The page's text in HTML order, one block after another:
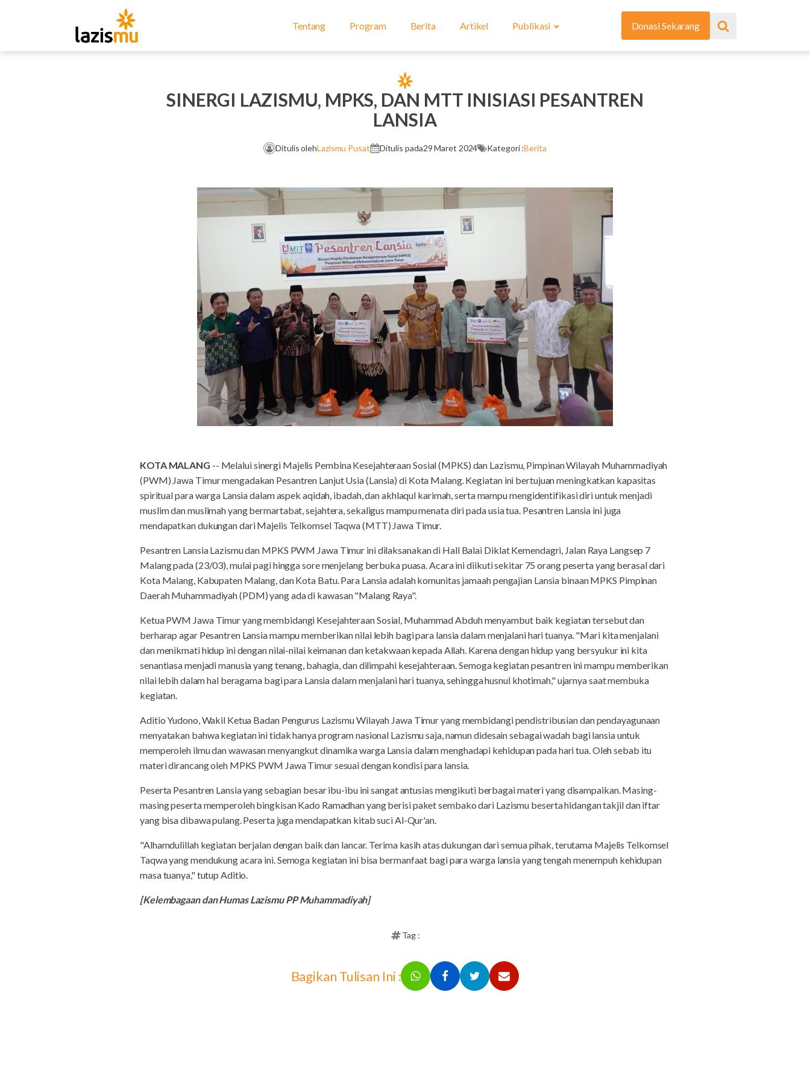
Tentang Program Berita Artikel Publikasi Donasi Sekarang
SINERGI LAZISMU, MPKS, DAN MTT INISIASI PESANTREN
LANSIA
Ditulis olehLazismu Pusat Ditulis pada29 Maret 2024 Kategori :Berita
KOTA MALANG -- Melalui sinergi Majelis Pembina Kesejahteraan Sosial (MPKS) dan Lazismu, Pimpinan Wilayah Muhammadiyah
(PWM) Jawa Timur mengadakan Pesantren Lanjut Usia (Lansia) di Kota Malang. Kegiatan ini bertujuan meningkatkan kapasitas
spiritual para warga Lansia dalam aspek aqidah, ibadah, dan akhlaqul karimah, serta mampu mengidentifikasi diri untuk menjadi
muslim dan muslimah yang bermartabat, sejahtera, sekaligus mampu menata diri pada usia tua. Pesantren Lansia ini juga
mendapatkan dukungan dari Majelis Telkomsel Taqwa (MTT) Jawa Timur.
Pesantren Lansia Lazismu dan MPKS PWM Jawa Timur ini dilaksanakan di Hall Balai Diklat Kemendagri, Jalan Raya Langsep 7
Malang pada (23/03), mulai pagi hingga sore menjelang berbuka puasa. Acara ini diikuti sekitar 75 orang peserta yang berasal dari
Kota Malang, Kabupaten Malang, dan Kota Batu. Para Lansia adalah komunitas jamaah pengajian Lansia binaan MPKS Pimpinan
Daerah Muhammadiyah (PDM) yang ada di kawasan "Malang Raya".
Ketua PWM Jawa Timur yang membidangi Kesejahteraan Sosial, Muhammad Abduh menyambut baik kegiatan tersebut dan
berharap agar Pesantren Lansia mampu memberikan nilai lebih bagi para lansia dalam menjalani hari tuanya. "Mari kita menjalani
dan menikmati hidup ini dengan nilai-nilai keimanan dan ketakwaan kepada Allah. Karena dengan hidup yang bersyukur ini kita
senantiasa menjadi manusia yang tenang, bahagia, dan dilimpahi kesejahteraan. Semoga kegiatan pesantren ini mampu memberikan
nilai lebih dalam hal beragama bagi para Lansia dalam menjalani hari tuanya, sehingga husnul khotimah," ujarnya saat membuka
kegiatan.
Aditio Yudono, Wakil Ketua Badan Pengurus Lazismu Wilayah Jawa Timur yang membidangi pendistribusian dan pendayagunaan
menyatakan bahwa kegiatan ini tidak hanya program nasional Lazismu saja, namun didesain sebagai wadah bagi lansia untuk
memperoleh ilmu dan wawasan menyangkut dinamika warga Lansia dalam menghadapi kehidupan pada hari tua. Oleh sebab itu
materi dirancang oleh MPKS PWM Jawa Timur sesuai dengan kondisi para lansia.
Peserta Pesantren Lansia yang sebagian besar ibu-ibu ini sangat antusias mengikuti berbagai materi yang disampaikan. Masing-
masing peserta memperoleh bingkisan Kado Ramadhan yang berisi paket sembako dari Lazismu beserta hidangan takjil dan iftar
yang bisa dibawa pulang. Peserta juga mendapatkan kitab suci Al-Qur'an.
"Alhamdulillah kegiatan berjalan dengan baik dan lancar. Terima kasih atas dukungan dari semua pihak, terutama Majelis Telkomsel
Taqwa yang mendukung acara ini. Semoga kegiatan ini bisa bermanfaat bagi para warga lansia yang tengah menempuh kehidupan
masa tuanya," tutup Aditio.
[Kelembagaan dan Humas Lazismu PP Muhammadiyah]
Tag :
Bagikan Tulisan Ini :